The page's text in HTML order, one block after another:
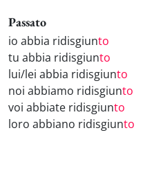
Passato
io abbia ridisgiunto
tu abbia ridisgiunto
lui/lei abbia ridisgiunto
noi abbiamo ridisgiunto
voi abbiate ridisgiunto
loro abbiano ridisgiunto